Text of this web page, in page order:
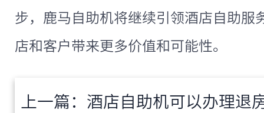
步，鹿马自助机将继续引领酒店自助服
店和客户带来更多价值和可能性。
上一篇： 酒店自助机可以办理退房吗？酒